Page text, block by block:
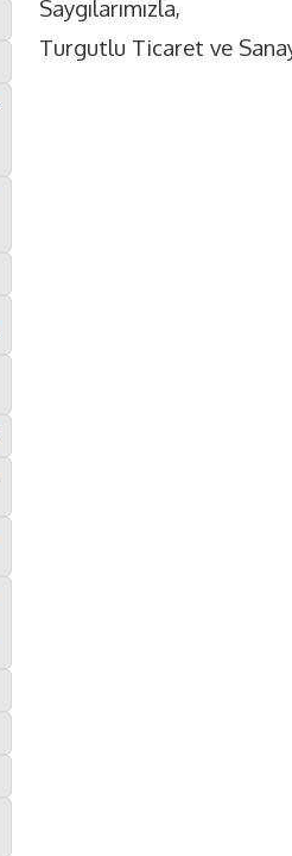
Saygılarımızla,
Turgutlu Ticaret ve